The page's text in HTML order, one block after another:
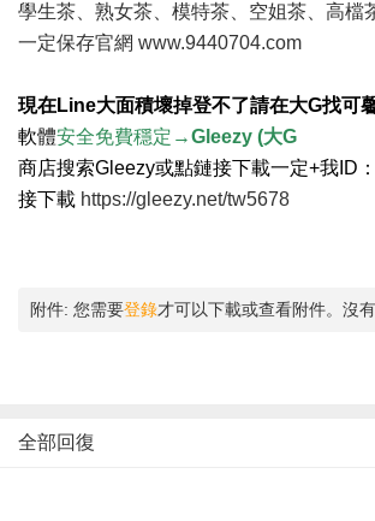
學生茶、熟女茶、模特茶、空姐茶、高檔
一定保存官網 www.9440704.com
現在Line大面積壞掉登不了請在大G找可
軟體安全免費穩定→Gleezy (大G
商店搜索Gleezy或點鏈接下載一定+我ID：
接下載 https://gleezy.net/tw5678
附件: 您需要登錄才可以下載或查看附件。沒
全部回復